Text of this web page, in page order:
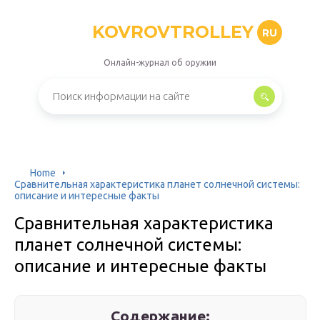
KOVROVTROLLEY RU
Онлайн-журнал об оружии
Home
Сравнительная характеристика планет солнечной системы:
описание и интересные факты
Сравнительная характеристика
планет солнечной системы:
описание и интересные факты
Содержание: